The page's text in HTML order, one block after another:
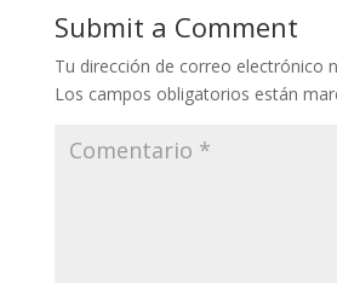
Submit a Comment
Tu dirección de correo electrónico
Los campos obligatorios están